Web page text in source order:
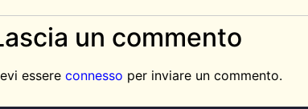
un commento
essere connesso per inviare un commento.